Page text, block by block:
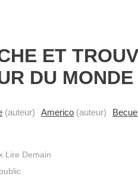
ET
DU MONDE
(auteur) Americo (auteur)